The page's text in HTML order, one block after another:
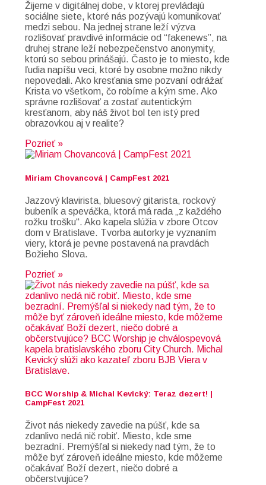
Žijeme v digitálnej dobe, v ktorej prevládajú
sociálne siete, ktoré nás pozývajú komunikovať
medzi sebou. Na jednej strane leží výzva
rozlišovať pravdivé informácie od “fakenews”, na
druhej strane leží nebezpečenstvo anonymity,
ktorú so sebou prinášajú. Často je to miesto, kde
ľudia napíšu veci, ktoré by osobne možno nikdy
nepovedali. Ako kresťania sme pozvaní odrážať
Krista vo všetkom, čo robíme a kým sme. Ako
správne rozlišovať a zostať autentickým
kresťanom, aby náš život bol ten istý pred
obrazovkou aj v realite?
Pozrieť »
Miriam Chovancová | CampFest 2021
Jazzový klavirista, bluesový gitarista, rockový
bubeník a speváčka, ktorá má rada „z každého
rožku trošku“. Ako kapela slúžia v zbore Otcov
dom v Bratislave. Tvorba autorky je vyznaním
viery, ktorá je pevne postavená na pravdách
Božieho Slova.
Pozrieť »
BCC Worship & Michal Kevický: Teraz dezert! |
CampFest 2021
Život nás niekedy zavedie na púšť, kde sa
zdanlivo nedá nič robiť. Miesto, kde sme
bezradní. Premýšľal si niekedy nad tým, že to
môže byť zároveň ideálne miesto, kde môžeme
očakávať Boží dezert, niečo dobré a
občerstvujúce?